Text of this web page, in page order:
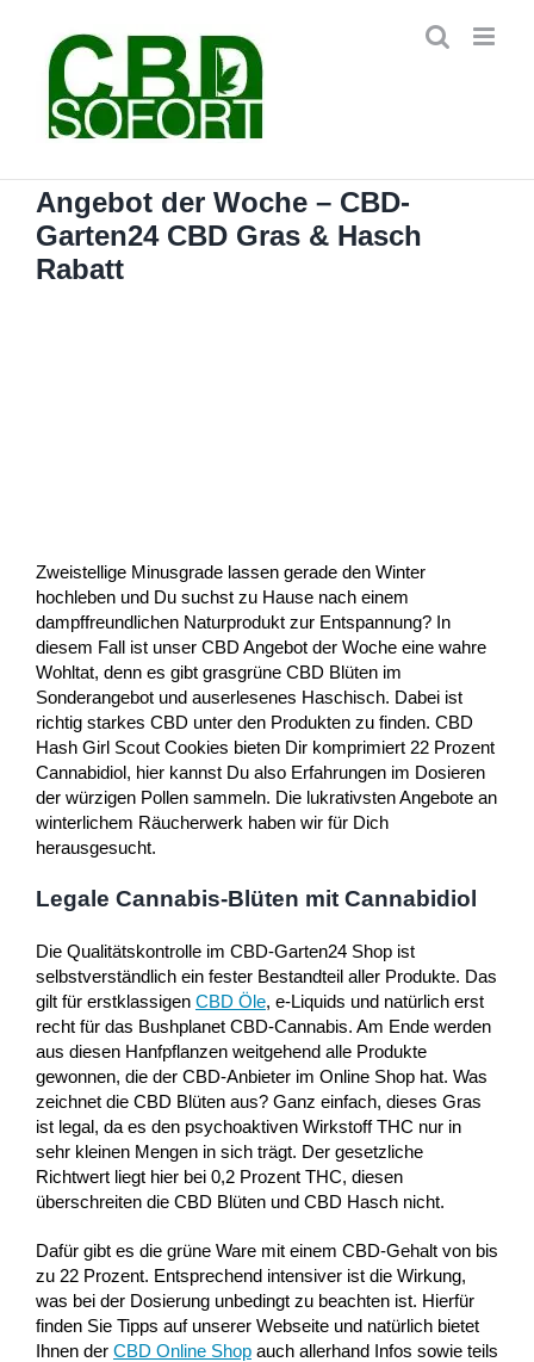
springen
Angebot der Woche – CBD-
Garten24 CBD Gras & Hasch
Rabatt
Zweistellige Minusgrade lassen gerade den Winter
hochleben und Du suchst zu Hause nach einem
dampffreundlichen Naturprodukt zur Entspannung? In
diesem Fall ist unser CBD Angebot der Woche eine wahre
Wohltat, denn es gibt grasgrüne CBD Blüten im
Sonderangebot und auserlesenes Haschisch. Dabei ist
richtig starkes CBD unter den Produkten zu finden. CBD
Hash Girl Scout Cookies bieten Dir komprimiert 22 Prozent
Cannabidiol, hier kannst Du also Erfahrungen im Dosieren
der würzigen Pollen sammeln. Die lukrativsten Angebote an
winterlichem Räucherwerk haben wir für Dich
herausgesucht.
Legale Cannabis-Blüten mit Cannabidiol
Die Qualitätskontrolle im CBD-Garten24 Shop ist
selbstverständlich ein fester Bestandteil aller Produkte. Das
gilt für erstklassigen CBD Öle, e-Liquids und natürlich erst
recht für das Bushplanet CBD-Cannabis. Am Ende werden
aus diesen Hanfpflanzen weitgehend alle Produkte
gewonnen, die der CBD-Anbieter im Online Shop hat. Was
zeichnet die CBD Blüten aus? Ganz einfach, dieses Gras
ist legal, da es den psychoaktiven Wirkstoff THC nur in
sehr kleinen Mengen in sich trägt. Der gesetzliche
Richtwert liegt hier bei 0,2 Prozent THC, diesen
überschreiten die CBD Blüten und CBD Hasch nicht.
Dafür gibt es die grüne Ware mit einem CBD-Gehalt von bis
zu 22 Prozent. Entsprechend intensiver ist die Wirkung,
was bei der Dosierung unbedingt zu beachten ist. Hierfür
finden Sie Tipps auf unserer Webseite und natürlich bietet
Ihnen der CBD Online Shopauch allerhand Infos sowie teils